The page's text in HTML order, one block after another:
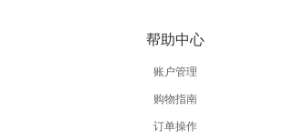
帮助中心
账户管理
购物指南
订单操作